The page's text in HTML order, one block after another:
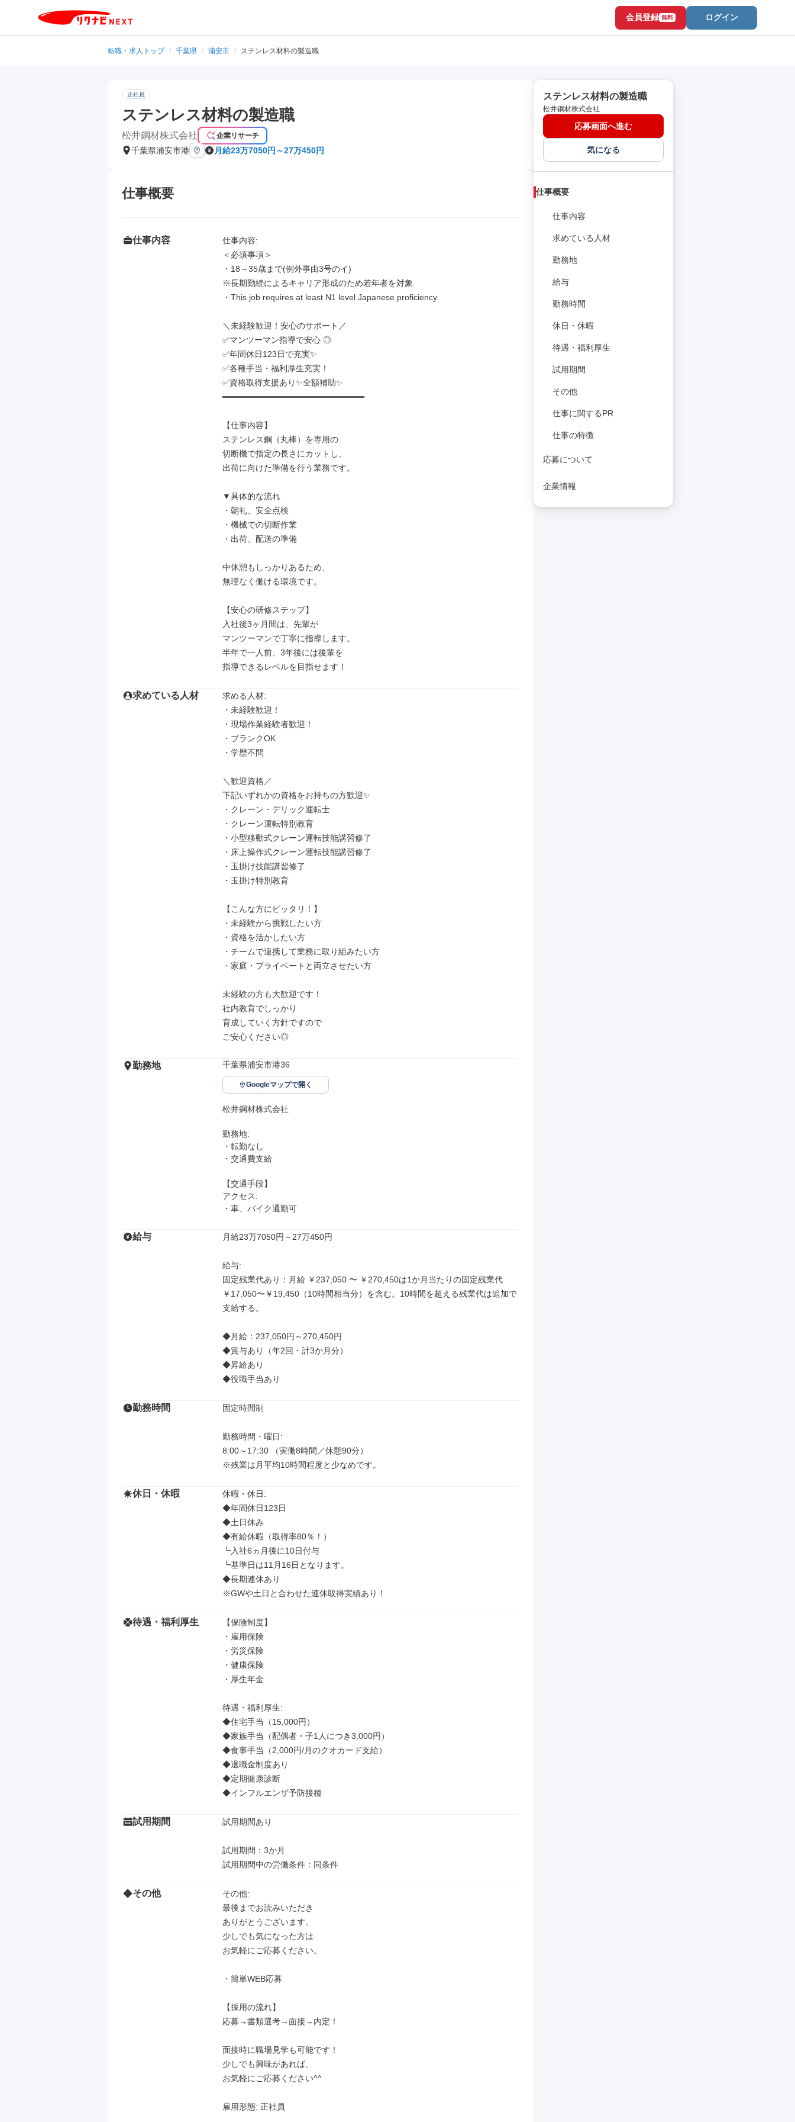
会員登録 無料 ログイン
転職・求人トップ / 千葉県 / 浦安市 / ステンレス材料の製造職
正社員
ステンレス材料の製造職
松井鋼材株式会社 企業リサーチ
千葉県浦安市港 月給23万7050円～27万450円
仕事概要
仕事内容
仕事内容:
＜必須事項＞
・18～35歳まで(例外事由3号のイ)
※長期勤続によるキャリア形成のため若年者を対象
・This job requires at least N1 level Japanese proficiency.
＼未経験歓迎！安心のサポート／
✅マンツーマン指導で安心 ◎
✅年間休日123日で充実✨
✅各種手当・福利厚生充実！
✅資格取得支援あり✨全額補助✨
════════════════════════
【仕事内容】
ステンレス鋼（丸棒）を専用の
切断機で指定の長さにカットし、
出荷に向けた準備を行う業務です。
▼具体的な流れ
・朝礼、安全点検
・機械での切断作業
・出荷、配送の準備
中休憩もしっかりあるため、
無理なく働ける環境です。
【安心の研修ステップ】
入社後3ヶ月間は、先輩が
マンツーマンで丁寧に指導します。
半年で一人前、3年後には後輩を
指導できるレベルを目指せます！
求めている人材
求める人材:
・未経験歓迎！
・現場作業経験者歓迎！
・ブランクOK
・学歴不問
＼歓迎資格／
下記いずれかの資格をお持ちの方歓迎✨
・クレーン・デリック運転士
・クレーン運転特別教育
・小型移動式クレーン運転技能講習修了
・床上操作式クレーン運転技能講習修了
・玉掛け技能講習修了
・玉掛け特別教育
【こんな方にピッタリ！】
・未経験から挑戦したい方
・資格を活かしたい方
・チームで連携して業務に取り組みたい方
・家庭・プライベートと両立させたい方
未経験の方も大歓迎です！
社内教育でしっかり
育成していく方針ですので
ご安心ください◎
勤務地 千葉県浦安市港36
Googleマップで開く
松井鋼材株式会社
勤務地:
・転勤なし
・交通費支給
【交通手段】
アクセス:
・車、バイク通勤可
給与 月給23万7050円～27万450円
給与:
固定残業代あり：月給 ￥237,050 〜 ￥270,450は1か月当たりの固定残業代
￥17,050〜￥19,450（10時間相当分）を含む。10時間を超える残業代は追加で
支給する。
◆月給：237,050円～270,450円
◆賞与あり（年2回・計3か月分）
◆昇給あり
◆役職手当あり
勤務時間 固定時間制
勤務時間・曜日:
8:00～17:30 （実働8時間／休憩90分）
※残業は月平均10時間程度と少なめです。
休日・休暇
休暇・休日:
◆年間休日123日
◆土日休み
◆有給休暇（取得率80％！）
┗入社6ヵ月後に10日付与
┗基準日は11月16日となります。
◆長期連休あり
※GWや土日と合わせた連休取得実績あり！
待遇・福利厚生
【保険制度】
・雇用保険
・労災保険
・健康保険
・厚生年金
待遇・福利厚生:
◆住宅手当（15,000円）
◆家族手当（配偶者・子1人につき3,000円）
◆食事手当（2,000円/月のクオカード支給）
◆退職金制度あり
◆定期健康診断
◆インフルエンザ予防接種
試用期間 試用期間あり
試用期間：3か月
試用期間中の労働条件：同条件
その他
その他:
最後までお読みいただき
ありがとうございます。
少しでも気になった方は
お気軽にご応募ください。
・簡単WEB応募
【採用の流れ】
応募→書類選考→面接→内定！
面接時に職場見学も可能です！
少しでも興味があれば、
お気軽にご応募ください^^
雇用形態: 正社員
ステンレス材料の製造職
松井鋼材株式会社
応募画面へ進む
気になる
仕事概要
仕事内容
求めている人材
勤務地
給与
勤務時間
休日・休暇
待遇・福利厚生
試用期間
その他
仕事に関するPR
仕事の特徴
応募について
企業情報